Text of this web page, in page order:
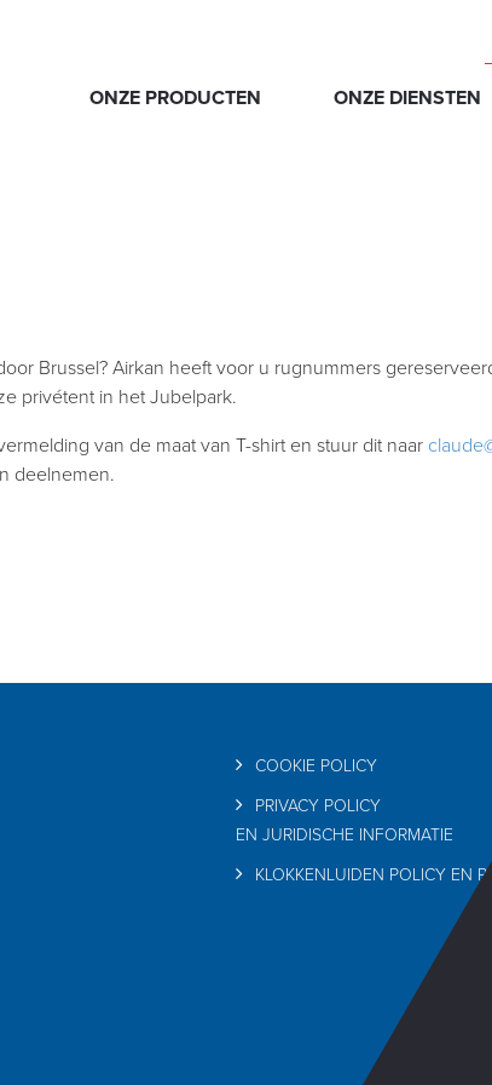
ONZE PRODUCTEN ONZE DIENSTEN
Brussel? Airkan heeft voor u rugnummers
privétent in het Jubelpark.
van de maat van T-shirt en stuur dit naar
deelnemen.
COOKIE POLICY
PRIVACY POLICY
EN JURIDISCHE INFORMATIE
KLOKKENLUIDEN POLICY EN